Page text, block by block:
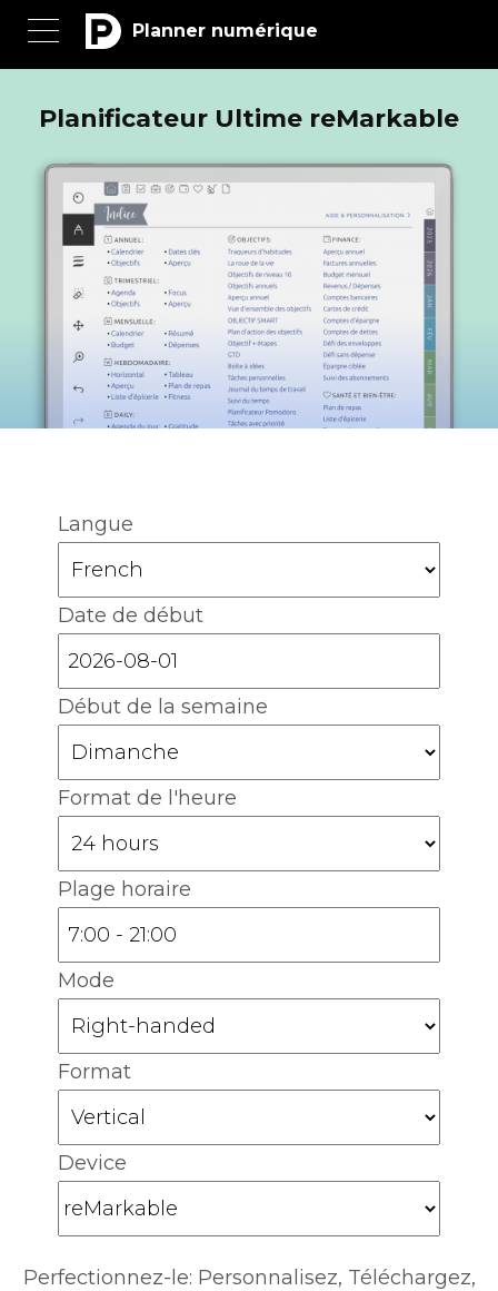
Planner numérique
Planificateur Ultime reMarkable
Langue
Date de début
Début de la semaine
Format de l'heure
Plage horaire
Mode
Format
Device
Perfectionnez-le: Personnalisez, Téléchargez,